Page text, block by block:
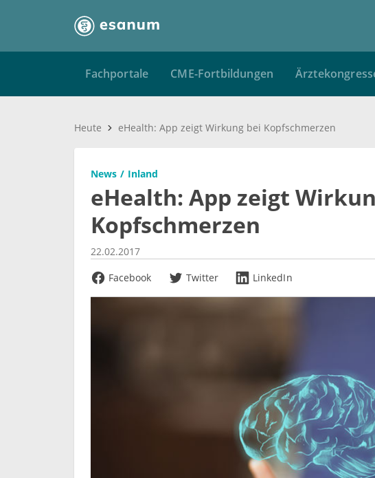
Fachportale CME-Fortbildungen
Heute eHealth: App zeigt Wirkung bei Kopfschmerzen
News Inland
eHealth: App zeigt
Kopfschmerzen
22.02.2017
Facebook
Twitter LinkedIn